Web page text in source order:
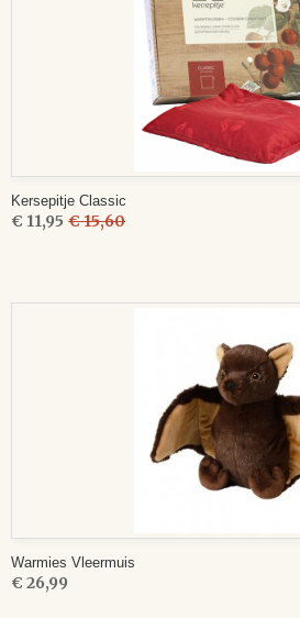
Kersepitje Classic
€ 11,95 € 15,60
Warmies Vleermuis
€ 26,99